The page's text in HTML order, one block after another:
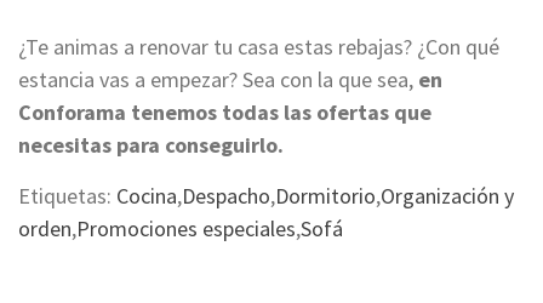
¿Te animas a renovar tu casa estas rebajas? ¿Con qué
estancia vas a empezar? Sea con la que sea, en
Conforama tenemos todas las ofertas que
necesitas para conseguirlo.
Etiquetas: Cocina,Despacho,Dormitorio,Organización y
orden,Promociones especiales,Sofá